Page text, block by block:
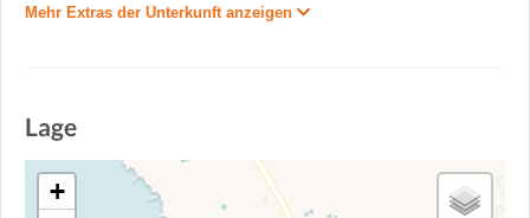
Mehr Extras der Unterkunft anzeigen
Lage
+